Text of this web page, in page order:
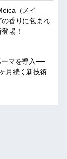
（メイ
香りに包まれ
場！
ーマを導入──
月続く新技術